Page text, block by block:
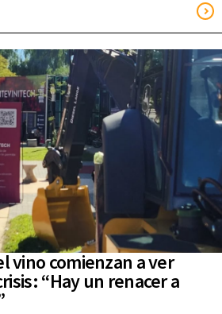
vino comienzan a ver
“Hay un renacer a